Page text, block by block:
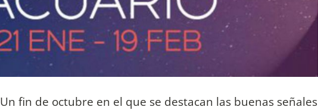
Un fin de octubre en el que se destacan las buenas señales